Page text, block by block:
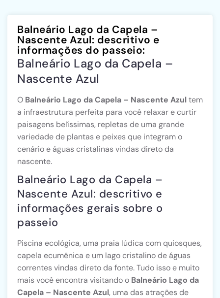
Balneário Lago da Capela –
Nascente Azul: descritivo e
informações do passeio:
Balneário Lago da Capela –
Nascente Azul
O Balneário Lago da Capela – Nascente Azultem
a infraestrutura perfeita para você relaxar e curtir
paisagens belíssimas, repletas de uma grande
variedade de plantas e peixes que integram o
cenário e águas cristalinas vindas direto da
nascente.
Balneário Lago da Capela –
Nascente Azul: descritivo e
informações gerais sobre o
passeio
Piscina ecológica, uma praia lúdica com quiosques,
capela ecumênica e um lago cristalino de águas
correntes vindas direto da fonte. Tudo isso e muito
mais você encontra visitando o Balneário Lago da
Capela – Nascente Azul, uma das atrações de